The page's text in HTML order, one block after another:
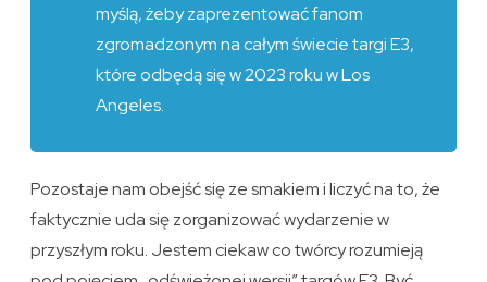
myślą, żeby zaprezentować fanom
zgromadzonym na całym świecie targi E3,
które odbędą się w 2023 roku w Los
Angeles.
Pozostaje nam obejść się ze smakiem i liczyć na to, że
faktycznie uda się zorganizować wydarzenie w
przyszłym roku. Jestem ciekaw co twórcy rozumieją